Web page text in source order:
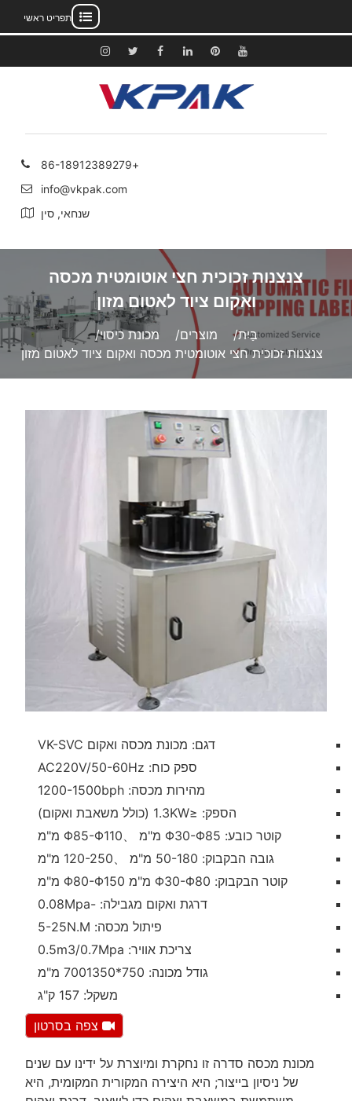
לתוכן
תפריט ראשי
יוטיובפינטרסטלינקדאיןפייסבוקלְצַפְצֵףאינסטגרם
+86-18912389279
info@vkpak.com
שנחאי, סין
צנצנות זכוכית חצי אוטומטית מכסה
ואקום ציוד לאטום מזון
בַּיִת מוצרים
מכונת כיסוי
צנצנות זכוכית חצי אוטומטית מכסה ואקום ציוד לאטום מזון
דגם: מכונת מכסה ואקום VK-SVC
ספק כוח: AC220V/50-60Hz
מהירות מכסה: 1200-1500bph
הספק: ≤1.3KW (כולל משאבת ואקום)
קוטר כובע: Φ30-Φ85 מ"מ 、Φ85-Φ110 מ"מ
גובה הבקבוק: 50-180 מ"מ 、120-250 מ"מ
קוטר הבקבוק: Φ30-Φ80 מ"מ Φ80-Φ150 מ"מ
דרגת ואקום מגבילה: -0.08Mpa
פיתול מכסה: 5-25N.M
צריכת אוויר: 0.5m3/0.7Mpa
גודל מכונה: 750*7001350 מ"מ
משקל: 157 ק"ג
צפה בסרטון
מכונת מכסה סדרה זו נחקרת ומיוצרת על ידינו עם שנים
של ניסיון בייצור; היא היצירה המקורית המקומית, היא